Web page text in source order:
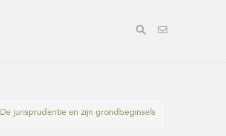
De jurisprudentie en zijn grondbeginsels